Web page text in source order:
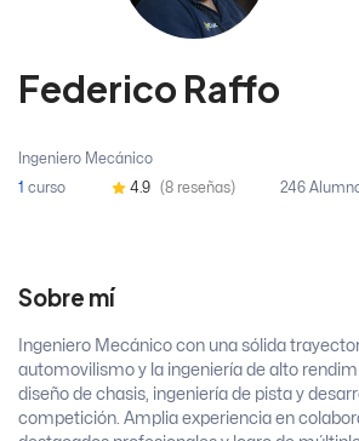
Federico Raffo
Ingeniero Mecánico
1 curso 4.9 (8 reseñas) 246
Sobre mí
Ingeniero Mecánico con una sólida
automovilismo y la ingeniería de alto
diseño de chasis, ingeniería de pista y
competición. Amplia experiencia en